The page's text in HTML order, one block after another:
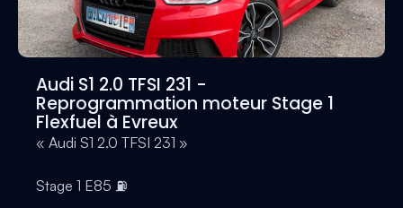
Audi S1 2.0 TFSI 231 -
Reprogrammation moteur Stage 1
Flexfuel à Evreux
« Audi S1 2.0 TFSI 231 »
Stage 1 E85 ⛽️